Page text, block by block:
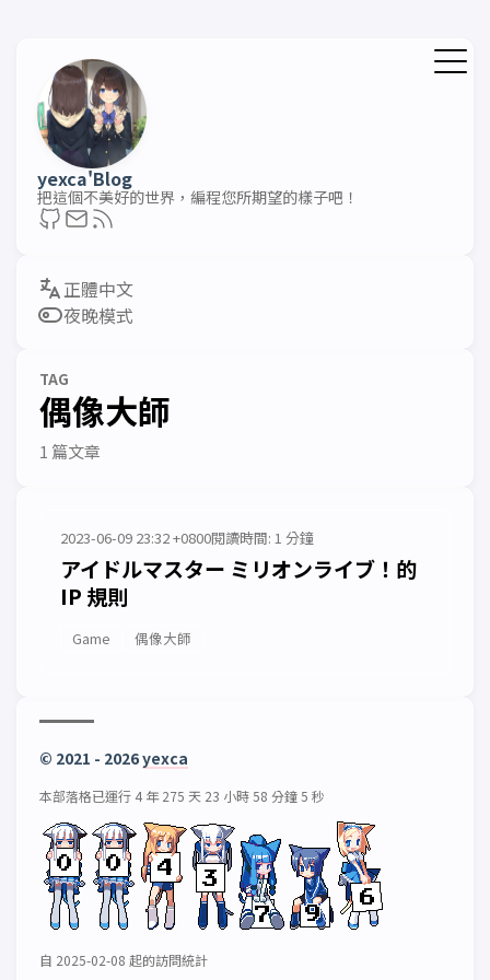
yexca'Blog
把這個不美好的世界，編程您所期望的樣子吧！
夜晚模式
TAG
偶像大師
1 篇文章
2023-06-09 23:32 +0800閱讀時間: 1 分鐘
アイドルマスター ミリオンライブ！的
IP 規則
Game 偶像大師
© 2021 - 2026yexca
本部落格已運行 4 年 275 天 23 小時 58 分鐘 5 秒
自 2025-02-08 起的訪問統計